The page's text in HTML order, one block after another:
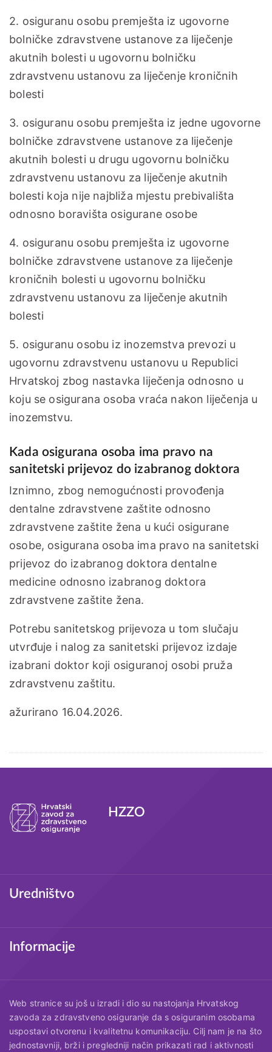
2. osiguranu osobu premješta iz ugovorne
bolničke zdravstvene ustanove za liječenje
akutnih bolesti u ugovornu bolničku
zdravstvenu ustanovu za liječenje kroničnih
bolesti
3. osiguranu osobu premješta iz jedne ugovorne
bolničke zdravstvene ustanove za liječenje
akutnih bolesti u drugu ugovornu bolničku
zdravstvenu ustanovu za liječenje akutnih
bolesti koja nije najbliža mjestu prebivališta
odnosno boravišta osigurane osobe
4. osiguranu osobu premješta iz ugovorne
bolničke zdravstvene ustanove za liječenje
kroničnih bolesti u ugovornu bolničku
zdravstvenu ustanovu za liječenje akutnih
bolesti
5. osiguranu osobu iz inozemstva prevozi u
ugovornu zdravstvenu ustanovu u Republici
Hrvatskoj zbog nastavka liječenja odnosno u
koju se osigurana osoba vraća nakon liječenja u
inozemstvu.
Kada osigurana osoba ima pravo na
sanitetski prijevoz do izabranog doktora
Iznimno, zbog nemogućnosti provođenja
dentalne zdravstvene zaštite odnosno
zdravstvene zaštite žena u kući osigurane
osobe, osigurana osoba ima pravo na sanitetski
prijevoz do izabranog doktora dentalne
medicine odnosno izabranog doktora
zdravstvene zaštite žena.
Potrebu sanitetskog prijevoza u tom slučaju
utvrđuje i nalog za sanitetski prijevoz izdaje
izabrani doktor koji osiguranoj osobi pruža
zdravstvenu zaštitu.
ažurirano 16.04.2026.
Podnožje
HZZO
Uredništvo
Informacije
Web stranice su još u izradi i dio su nastojanja Hrvatskog
zavoda za zdravstveno osiguranje da s osiguranim osobama
uspostavi otvorenu i kvalitetnu komunikaciju. Cilj nam je na što
jednostavniji, brži i pregledniji način prikazati rad i aktivnosti